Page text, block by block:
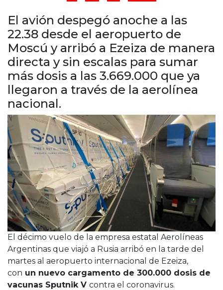
Cruz del Eje
Corredor de Ansenuza
La Carlota y zona
Laboulaye y sur
Bell Ville
Río Tercero
Despeñaderos
El avión despegó anoche a las
22.38 desde el aeropuerto de
Moscú y arribó a Ezeiza de manera
directa y sin escalas para sumar
más dosis a las 3.669.000 que ya
llegaron a través de la aerolínea
nacional.
El décimo vuelo de la empresa estatal Aerolíneas
Argentinas que viajó a Rusia arribó en la tarde del
martes al aeropuerto internacional de Ezeiza,
con un nuevo cargamento de 300.000 dosis de
vacunas Sputnik V contra el coronavirus.